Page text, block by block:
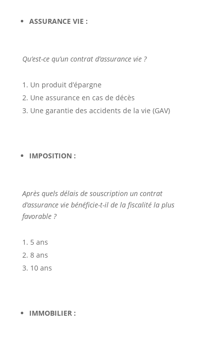
ASSURANCE VIE :
Qu’est-ce qu’un contrat d’assurance vie ?
Un produit d’épargne
Une assurance en cas de décès
Une garantie des accidents de la vie (GAV)
IMPOSITION :
Après quels délais de souscription un contrat
d’assurance vie bénéficie-t-il de la fiscalité la plus
favorable ?
5 ans
8 ans
10 ans
IMMOBILIER :